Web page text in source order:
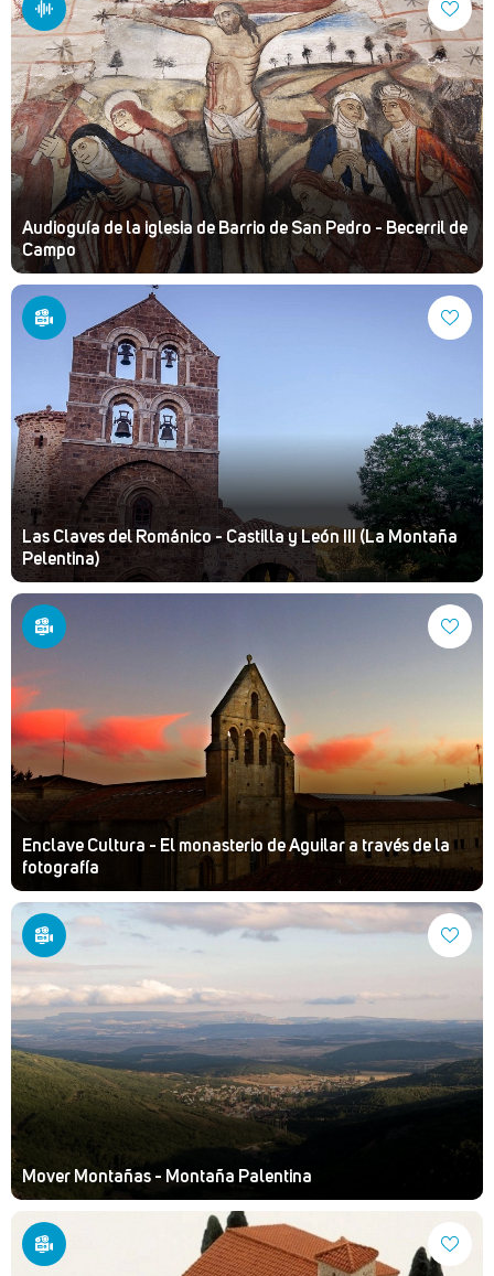
Audioguía de la iglesia de Barrio de San Pedro - Becerril de
Campo
Las Claves del Románico - Castilla y León III (La Montaña
Pelentina)
Enclave Cultura - El monasterio de Aguilar a través de la
fotografía
Mover Montañas - Montaña Palentina